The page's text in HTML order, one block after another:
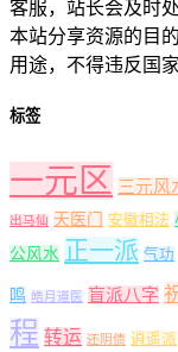
客服，站长会及时
本站分享资源的目
用途，不得违反国家
标签
一元区 三元风
出马仙 天医门 安徽相法
公风水 正一派 气功
鸣 皓月道医 盲派八字
程 转运 还阴债 逍遥派